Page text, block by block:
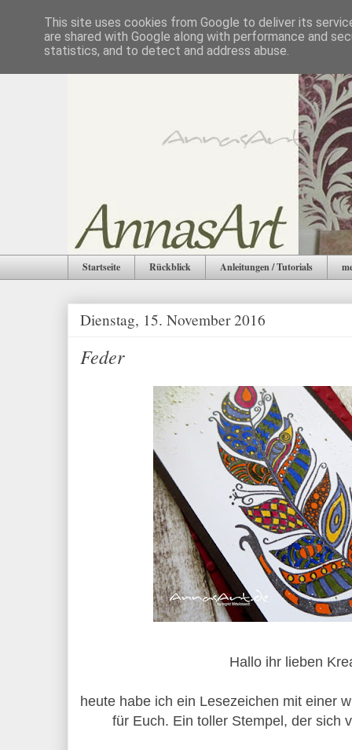
Startseite Rückblick Anleitungen / Tutorials
Dienstag, 15. November 2016
Feder
Hallo ihr lieben
heute habe ich ein Lesezeichen mit einer
für Euch. Ein toller Stempel, der sich
This site uses cookies from Google to deliver its
are shared with Google along with performance and
statistics, and to detect and address abuse.